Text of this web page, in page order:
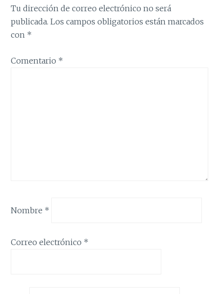
Tu dirección de correo electrónico no será
publicada. Los campos obligatorios están marcados
con *
Comentario *
Nombre *
Correo electrónico *